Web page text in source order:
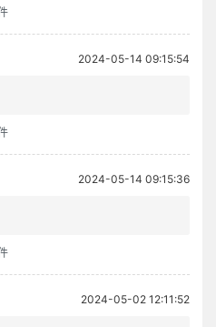
2024-05-14 09:15:54
2024-05-14 09:15:36
2024-05-02 12:11:52